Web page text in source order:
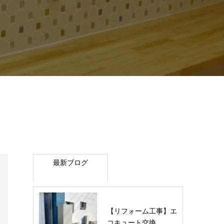
最新ブログ
【リフォーム工事】エ